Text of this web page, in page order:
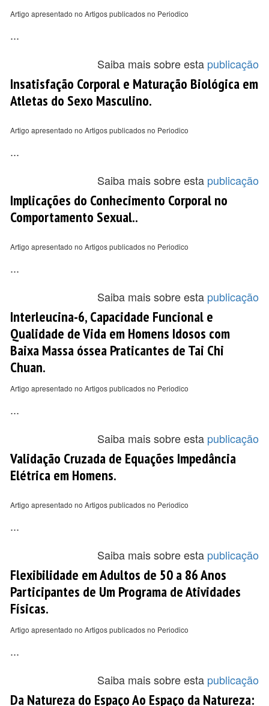
Artigo apresentado no Artigos publicados no Periodico
...
Saiba mais sobre esta publicação
Insatisfação Corporal e Maturação Biológica em
Atletas do Sexo Masculino.
Artigo apresentado no Artigos publicados no Periodico
...
Saiba mais sobre esta publicação
Implicações do Conhecimento Corporal no
Comportamento Sexual..
Artigo apresentado no Artigos publicados no Periodico
...
Saiba mais sobre esta publicação
Interleucina-6, Capacidade Funcional e
Qualidade de Vida em Homens Idosos com
Baixa Massa óssea Praticantes de Tai Chi
Chuan.
Artigo apresentado no Artigos publicados no Periodico
...
Saiba mais sobre esta publicação
Validação Cruzada de Equações Impedância
Elétrica em Homens.
Artigo apresentado no Artigos publicados no Periodico
...
Saiba mais sobre esta publicação
Flexibilidade em Adultos de 50 a 86 Anos
Participantes de Um Programa de Atividades
Físicas.
Artigo apresentado no Artigos publicados no Periodico
...
Saiba mais sobre esta publicação
Da Natureza do Espaço Ao Espaço da Natureza: